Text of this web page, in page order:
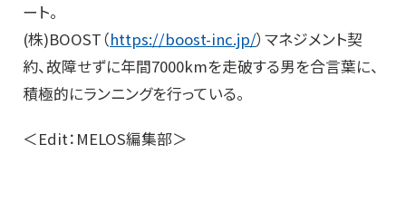
ート。
(株)BOOST（https://boost-inc.jp/）マネジメント契
約、故障せずに年間7000kmを走破する男を合言葉に、
積極的にランニングを行っている。
＜Edit：MELOS編集部＞